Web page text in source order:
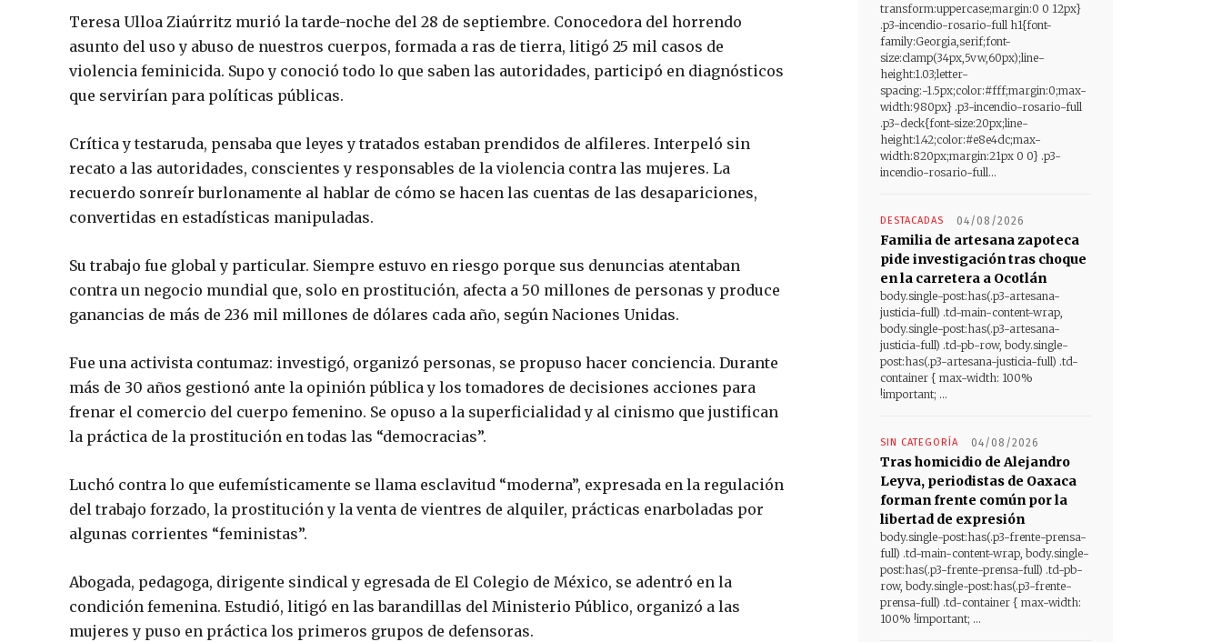
Teresa Ulloa Ziaúrritz murió la tarde-noche del 28 de septiembre. Conocedora del horrendo
asunto del uso y abuso de nuestros cuerpos, formada a ras de tierra, litigó 25 mil casos de
violencia feminicida. Supo y conoció todo lo que saben las autoridades, participó en diagnósticos
que servirían para políticas públicas.
Crítica y testaruda, pensaba que leyes y tratados estaban prendidos de alfileres. Interpeló sin
recato a las autoridades, conscientes y responsables de la violencia contra las mujeres. La
recuerdo sonreír burlonamente al hablar de cómo se hacen las cuentas de las desapariciones,
convertidas en estadísticas manipuladas.
Su trabajo fue global y particular. Siempre estuvo en riesgo porque sus denuncias atentaban
contra un negocio mundial que, solo en prostitución, afecta a 50 millones de personas y produce
ganancias de más de 236 mil millones de dólares cada año, según Naciones Unidas.
Fue una activista contumaz: investigó, organizó personas, se propuso hacer conciencia. Durante
más de 30 años gestionó ante la opinión pública y los tomadores de decisiones acciones para
frenar el comercio del cuerpo femenino. Se opuso a la superficialidad y al cinismo que justifican
la práctica de la prostitución en todas las “democracias”.
Luchó contra lo que eufemísticamente se llama esclavitud “moderna”, expresada en la regulación
del trabajo forzado, la prostitución y la venta de vientres de alquiler, prácticas enarboladas por
algunas corrientes “feministas”.
Abogada, pedagoga, dirigente sindical y egresada de El Colegio de México, se adentró en la
condición femenina. Estudió, litigó en las barandillas del Ministerio Público, organizó a las
mujeres y puso en práctica los primeros grupos de defensoras.
transform:uppercase;margin:0 0 12px}
.p3-incendio-rosario-full h1{font-
family:Georgia,serif;font-
size:clamp(34px,5vw,60px);line-
height:1.03;letter-
spacing:-1.5px;color:#fff;margin:0;max-
width:980px} .p3-incendio-rosario-full
.p3-deck{font-size:20px;line-
height:1.42;color:#e8e4dc;max-
width:820px;margin:21px 0 0} .p3-
incendio-rosario-full...
DESTACADAS 04/08/2026
Familia de artesana zapoteca
pide investigación tras choque
en la carretera a Ocotlán
body.single-post:has(.p3-artesana-
justicia-full) .td-main-content-wrap,
body.single-post:has(.p3-artesana-
justicia-full) .td-pb-row, body.single-
post:has(.p3-artesana-justicia-full) .td-
container { max-width: 100%
!important; ...
SIN CATEGORÍA 04/08/2026
Tras homicidio de Alejandro
Leyva, periodistas de Oaxaca
forman frente común por la
libertad de expresión
body.single-post:has(.p3-frente-prensa-
full) .td-main-content-wrap, body.single-
post:has(.p3-frente-prensa-full) .td-pb-
row, body.single-post:has(.p3-frente-
prensa-full) .td-container { max-width:
100% !important; ...